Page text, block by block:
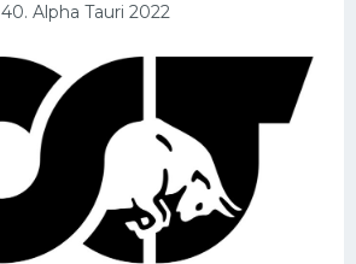
40. Alpha Tauri 2022